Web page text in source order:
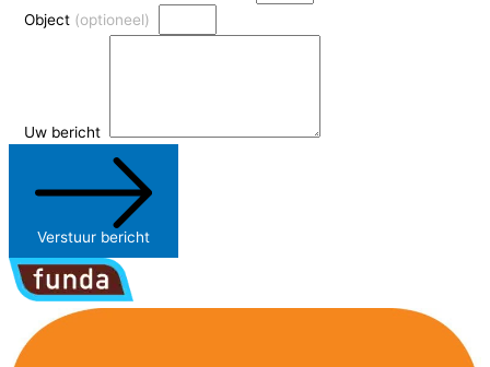
Object (optioneel)
Uw bericht
Verstuur bericht